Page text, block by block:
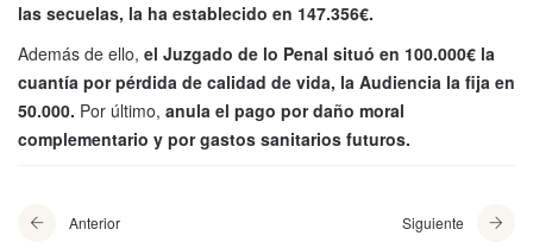
las secuelas, la ha establecido en 147.356€.
Además de ello, el Juzgado de lo Penal situó en 100.000€ la
cuantía por pérdida de calidad de vida, la Audiencia la fija en
50.000. Por último, anula el pago por daño moral
complementario y por gastos sanitarios futuros.
Anterior Siguiente